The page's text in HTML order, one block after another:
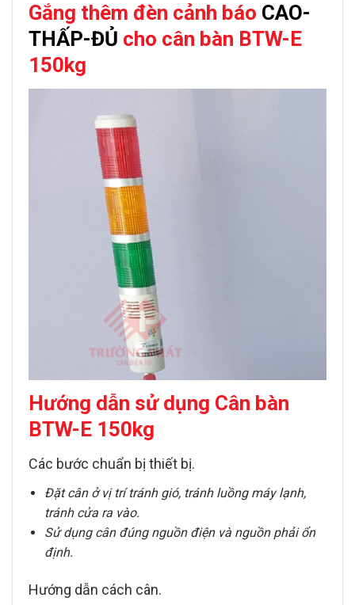
Gắng thêm đèn cảnh báo CAO-
THẤP-ĐỦ cho cân bàn BTW-E
150kg
Hướng dẫn sử dụng Cân bàn
BTW-E 150kg
Các bước chuẩn bị thiết bị.
Đặt cân ở vị trí tránh gió, tránh luồng máy lạnh,
tránh cửa ra vào.
Sử dụng cân đúng nguồn điện và nguồn phải ổn
định.
Hướng dẫn cách cân.